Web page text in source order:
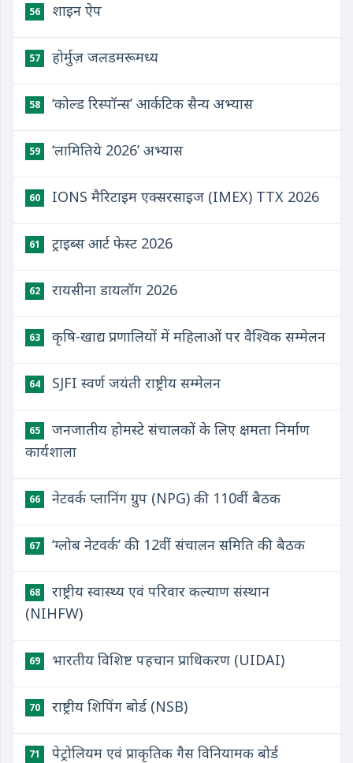
56 शाइन ऐप
57 होर्मुज़ जलडमरूमध्य
58 ‘कोल्ड रिस्पॉन्स’ आर्कटिक सैन्य अभ्यास
59 ‘लामितिये 2026’ अभ्यास
60 IONS मैरिटाइम एक्सरसाइज (IMEX) TTX 2026
61 ट्राइब्स आर्ट फेस्ट 2026
62 रायसीना डायलॉग 2026
63 कृषि-खाद्य प्रणालियों में महिलाओं पर वैश्विक सम्मेलन
64 SJFI स्वर्ण जयंती राष्ट्रीय सम्मेलन
65
जनजातीय होमस्टे संचालकों के लिए क्षमता निर्माण
कार्यशाला
66 नेटवर्क प्लानिंग ग्रुप (NPG) की 110वीं बैठक
67 ‘ग्लोब नेटवर्क’ की 12वीं संचालन समिति की बैठक
68
राष्ट्रीय स्वास्थ्य एवं परिवार कल्याण संस्थान
(NIHFW)
69 भारतीय विशिष्ट पहचान प्राधिकरण (UIDAI)
70 राष्ट्रीय शिपिंग बोर्ड (NSB)
71 पेट्रोलियम एवं प्राकृतिक गैस विनियामक बोर्ड